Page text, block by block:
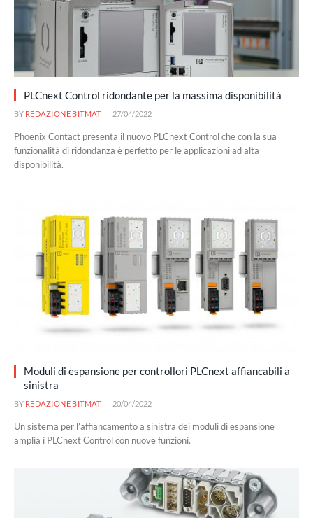
PLCnext Control ridondante per la massima disponibilità
BY REDAZIONE BITMAT 27/04/2022
Phoenix Contact presenta il nuovo PLCnext Control che con la sua
funzionalità di ridondanza è perfetto per le applicazioni ad alta
disponibilità.
Moduli di espansione per controllori PLCnext affiancabili a
sinistra
BY REDAZIONE BITMAT 20/04/2022
Un sistema per l’affiancamento a sinistra dei moduli di espansione
amplia i PLCnext Control con nuove funzioni.